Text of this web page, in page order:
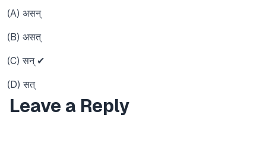
(A) असन्
(B) असत्
(C) सन् ✔
(D) सत्
Leave a Reply